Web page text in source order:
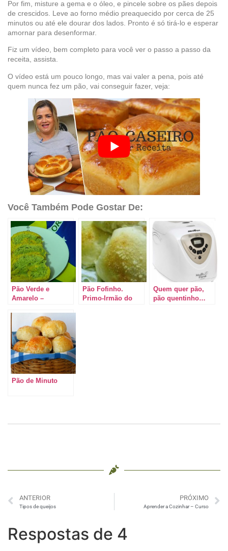
Por fim, misture a gema e o óleo, e pincele sobre os pães depois
de crescidos. Leve ao forno médio preaquecido por cerca de 25
minutos ou até ele dourar dos lados. Pronto é só tirá-lo e esperar
amornar para desenformar.
Fiz um vídeo, bem completo para você ver o passo a passo da
receita, assista.
O vídeo está um pouco longo, mas vai valer a pena, pois até
quem nunca fez um pão, vai conseguir fazer, veja:
Você Também Pode Gostar De:
Pão Verde e
Amarelo –
Pão Fofinho.
Primo-Irmão do
Quem quer pão,
pão quentinho…
Pão de Minuto
ANTERIOR
Tipos de queijos
PRÓXIMO
Aprender a Cozinhar – Curso
Respostas de 4